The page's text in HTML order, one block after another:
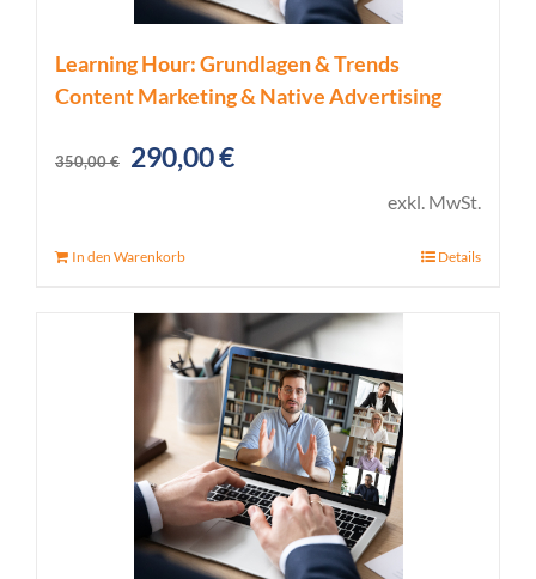
Learning Hour: Grundlagen & Trends
Content Marketing & Native Advertising
350,00€
Ursprünglicher
290,00€Aktueller
exkl. MwSt.
In den Warenkorb Details